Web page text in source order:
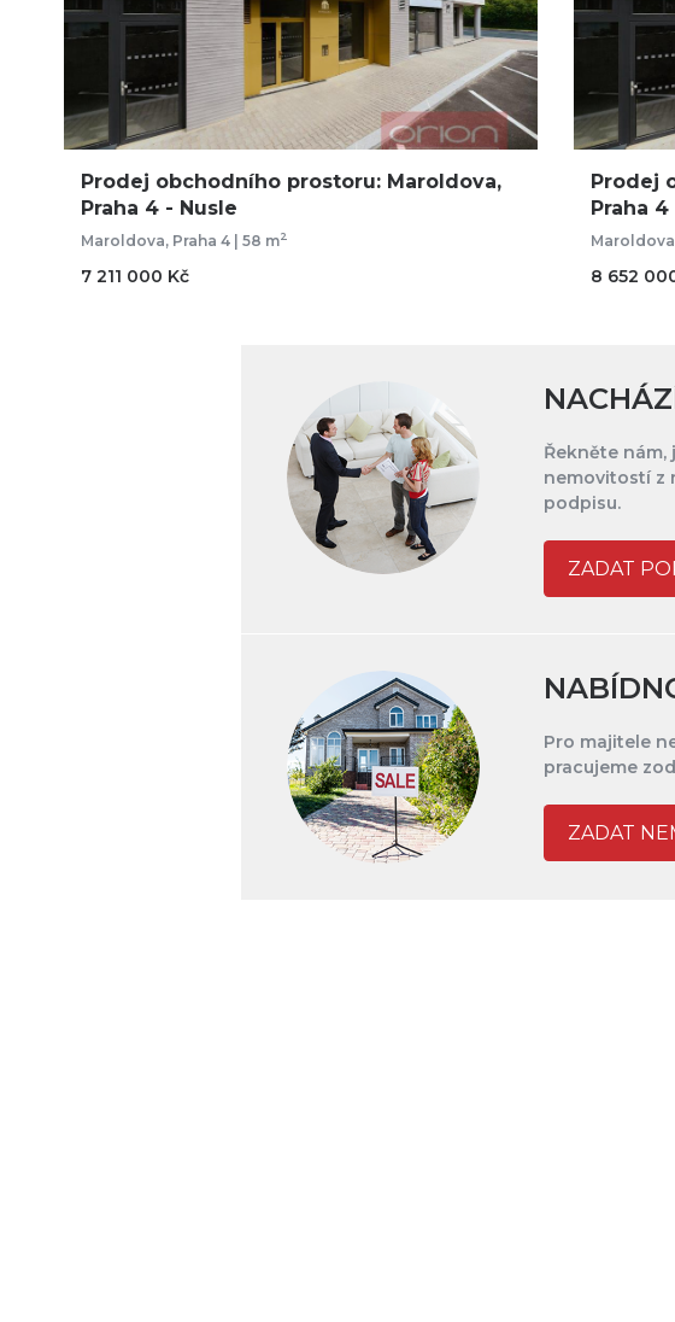
Prodej obchodního prostoru: Maroldova,
Praha 4 - Nusle
Maroldova, Praha 4 | 58 m2
7 211 000 Kč
Prodej
Praha 4
8 652
Řekněte nám,
nemovitostí z
podpisu.
ZADAT
Pro majitele
pracujeme
ZADAT